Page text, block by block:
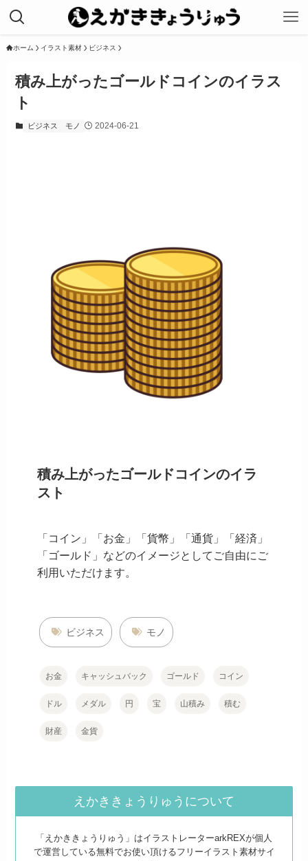
ホーム イラスト素材 ビジネス
積み上がったゴールドコインのイラス
ト
ビジネス モノ 2024-06-21
積み上がったゴールドコインのイラ
スト
「コイン」「お金」「貨幣」「通貨」「経済」
「ゴールド」などのイメージとしてご自由にご
利用いただけます。
ビジネス モノ
お金 キャッシュバック ゴールド コイン
ドル メダル 円 宝 山積み 積む
財産 金貨
えかききょうりゅうについて
「えかききょうりゅう」はイラストレーターarkREXが個人
で運営している無料でお使い頂けるフリーイラスト素材サイ